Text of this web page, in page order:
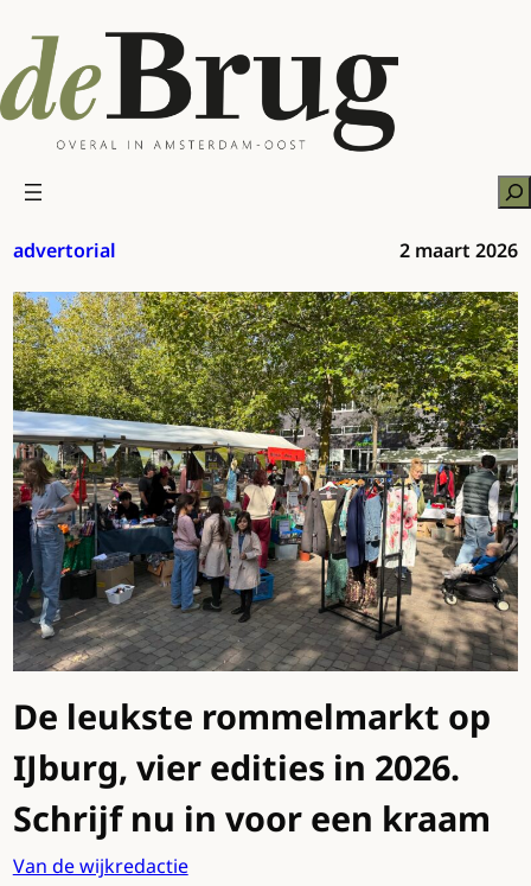
naar
de
inhoud
advertorial 2 maart 2026
De leukste rommelmarkt op
IJburg, vier edities in 2026.
Schrijf nu in voor een kraam
Van de wijkredactie